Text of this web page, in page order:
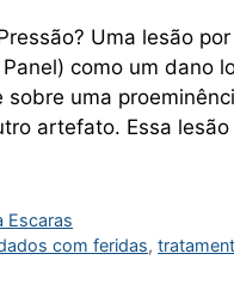
Uma lesão
como um dano
uma
artefato. Essa
Escaras
com feridas,